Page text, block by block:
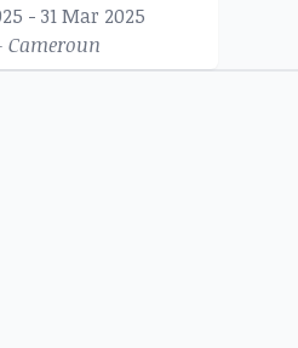
- 31 Mar 2025
Cameroun